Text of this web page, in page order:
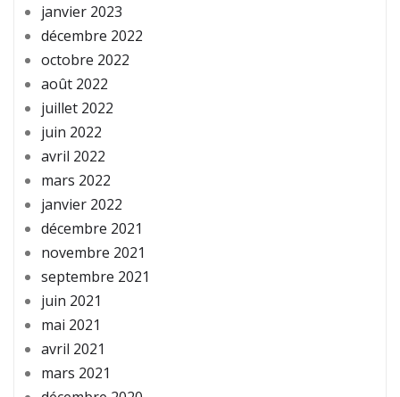
janvier 2023
décembre 2022
octobre 2022
août 2022
juillet 2022
juin 2022
avril 2022
mars 2022
janvier 2022
décembre 2021
novembre 2021
septembre 2021
juin 2021
mai 2021
avril 2021
mars 2021